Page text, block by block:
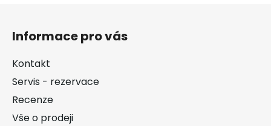
Informace pro vás
Kontakt
Servis - rezervace
Recenze
Vše o prodeji